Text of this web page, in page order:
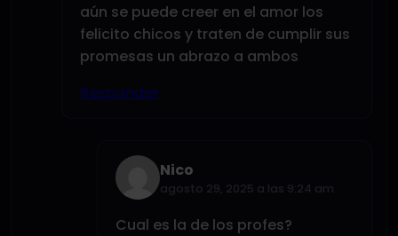
aún se puede creer en el amor los
felicito chicos y traten de cumplir sus
promesas un abrazo a ambos
Responder
Nico
agosto 29, 2025 a las 9:24 am
Cual es la de los profes?